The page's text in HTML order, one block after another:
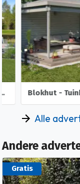
Alle
Andere
Gratis